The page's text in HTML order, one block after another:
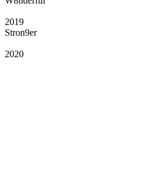
2019
Stron9er
2020